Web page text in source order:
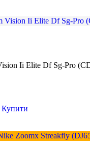
Ii Elite Df Sg-Pro
Купити